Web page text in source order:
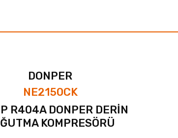
DONPER
NE2150CK
R404A DONPER DERİN
KOMPRESÖRÜ